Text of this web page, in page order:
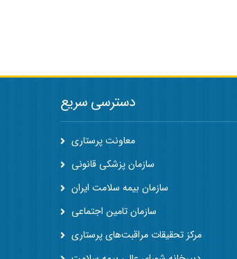
دسترسی سریع
معاونت پرستاری
سازمان پزشکی قانونی
سازمان بیمه سلامت ایران
سازمان تامین اجتماعی
مرکز تحقیقات مراقبت‌های پرستاری